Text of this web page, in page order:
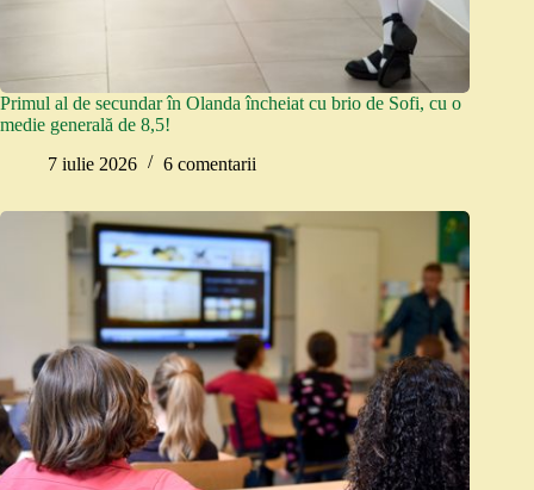
Primul al de secundar în Olanda încheiat cu brio de Sofi, cu o
medie generală de 8,5!
7 iulie 2026
6 comentarii